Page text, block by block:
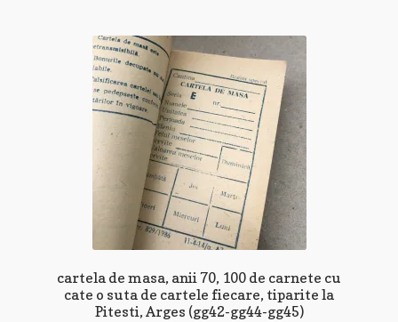
cartela de masa, anii 70, 100 de carnete cu
cate o suta de cartele fiecare, tiparite la
Pitesti, Arges (gg42-gg44-gg45)